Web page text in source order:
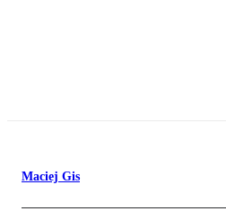
Maciej Gis